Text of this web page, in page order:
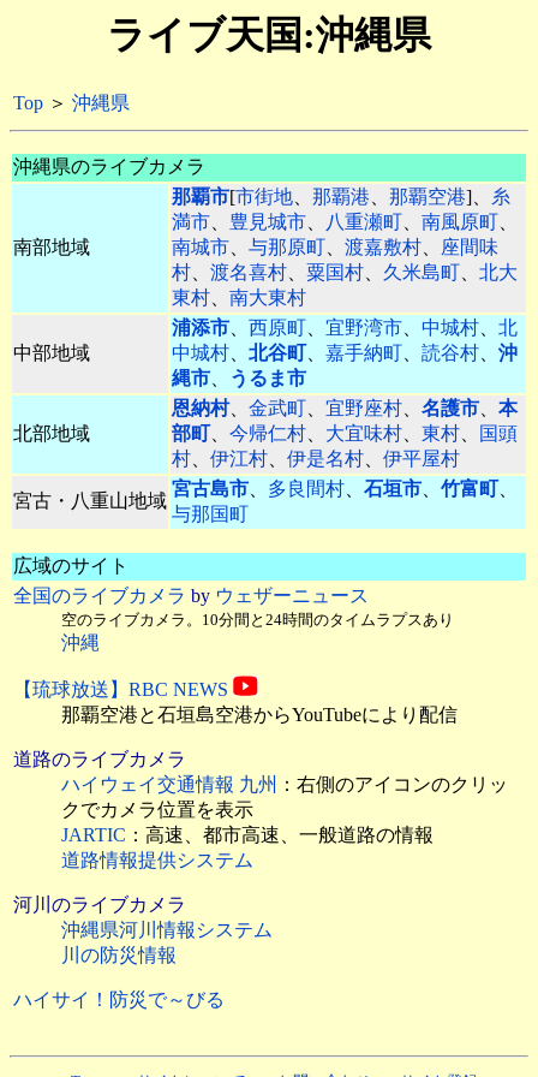
ライブ天国:沖縄県
Top ＞ 沖縄県
沖縄県のライブカメラ
南部地域
那覇市[市街地、 那覇港、 那覇空港]、 糸
満市、 豊見城市、 八重瀬町、 南風原町、
南城市、 与那原町、 渡嘉敷村、 座間味
村、 渡名喜村、 粟国村、 久米島町、 北大
東村、 南大東村
中部地域
浦添市、 西原町、 宜野湾市、 中城村、 北
中城村、 北谷町、 嘉手納町、 読谷村、 沖
縄市、 うるま市
北部地域
恩納村、 金武町、 宜野座村、 名護市、 本
部町、 今帰仁村、 大宜味村、 東村、
国頭
村、 伊江村、 伊是名村、 伊平屋村
宮古・八重山地域
宮古島市、 多良間村、 石垣市、 竹富町、
与那国町
広域のサイト
全国のライブカメラ by ウェザーニュース
空のライブカメラ。10分間と24時間のタイムラプスあり
沖縄
【琉球放送】RBC NEWS
那覇空港と石垣島空港からYouTubeにより配信
道路のライブカメラ
ハイウェイ交通情報 九州 ：右側のアイコンのクリッ
クでカメラ位置を表示
JARTIC ：高速、都市高速、一般道路の情報
道路情報提供システム
河川のライブカメラ
沖縄県河川情報システム
川の防災情報
ハイサイ！防災で～びる